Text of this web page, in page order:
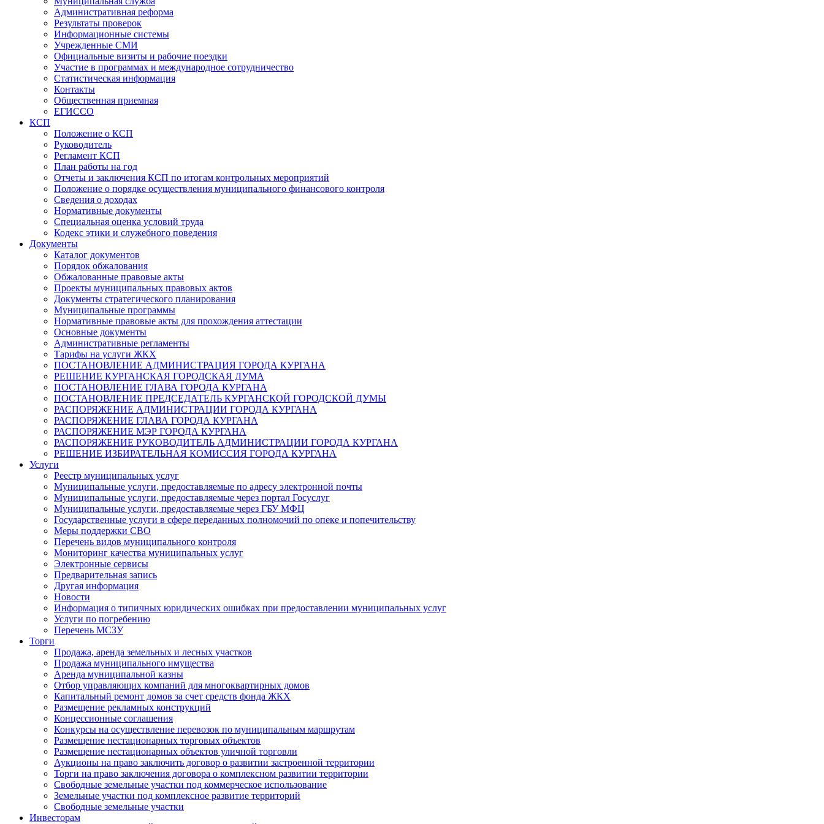
Административная реформа
Результаты проверок
Информационные системы
Учрежденные СМИ
Официальные визиты и рабочие поездки
Участие в программах и международное сотрудничество
Статистическая информация
Контакты
Общественная приемная
ЕГИССО
КСП
Положение о КСП
Руководитель
Регламент КСП
План работы на год
Отчеты и заключения КСП по итогам контрольных мероприятий
Положение о порядке осуществления муниципального финансового контроля
Сведения о доходах
Нормативные документы
Специальная оценка условий труда
Кодекс этики и служебного поведения
Документы
Каталог документов
Порядок обжалования
Обжалованные правовые акты
Проекты муниципальных правовых актов
Документы стратегического планирования
Муниципальные программы
Нормативные правовые акты для прохождения аттестации
Основные документы
Административные регламенты
Тарифы на услуги ЖКХ
ПОСТАНОВЛЕНИЕ АДМИНИСТРАЦИЯ ГОРОДА КУРГАНА
РЕШЕНИЕ КУРГАНСКАЯ ГОРОДСКАЯ ДУМА
ПОСТАНОВЛЕНИЕ ГЛАВА ГОРОДА КУРГАНА
ПОСТАНОВЛЕНИЕ ПРЕДСЕДАТЕЛЬ КУРГАНСКОЙ ГОРОДСКОЙ ДУМЫ
РАСПОРЯЖЕНИЕ АДМИНИСТРАЦИИ ГОРОДА КУРГАНА
РАСПОРЯЖЕНИЕ ГЛАВА ГОРОДА КУРГАНА
РАСПОРЯЖЕНИЕ МЭР ГОРОДА КУРГАНА
РАСПОРЯЖЕНИЕ РУКОВОДИТЕЛЬ АДМИНИСТРАЦИИ ГОРОДА КУРГАНА
РЕШЕНИЕ ИЗБИРАТЕЛЬНАЯ КОМИССИЯ ГОРОДА КУРГАНА
Услуги
Реестр муниципальных услуг
Муниципальные услуги, предоставляемые по адресу электронной почты
Муниципальные услуги, предоставляемые через портал Госуслуг
Муниципальные услуги, предоставляемые через ГБУ МФЦ
Государственные услуги в сфере переданных полномочий по опеке и попечительству
Меры поддержки СВО
Перечень видов муниципального контроля
Мониторинг качества муниципальных услуг
Электронные сервисы
Предварительная запись
Другая информация
Новости
Информация о типичных юридических ошибках при предоставлении муниципальных услуг
Услуги по погребению
Перечень МСЗУ
Торги
Продажа, аренда земельных и лесных участков
Продажа муниципального имущества
Аренда муниципальной казны
Отбор управляющих компаний для многоквартирных домов
Капитальный ремонт домов за счет средств фонда ЖКХ
Размещение рекламных конструкций
Концессионные соглашения
Конкурсы на осуществление перевозок по муниципальным маршрутам
Размещение нестационарных торговых объектов
Размещение нестационарных объектов уличной торговли
Аукционы на право заключить договор о развитии застроенной территории
Торги на право заключения договора о комплексном развитии территории
Свободные земельные участки под коммерческое использование
Земельные участки под комплексное развитие территорий
Свободные земельные участки
Инвесторам